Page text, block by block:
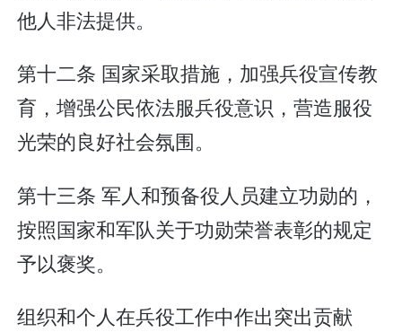
他人非法提供。
第十二条 国家采取措施，加强兵役宣传教
育，增强公民依法服兵役意识，营造服役
光荣的良好社会氛围。
第十三条 军人和预备役人员建立功勋的，
按照国家和军队关于功勋荣誉表彰的规定
予以褒奖。
组织和个人在兵役工作中作出突出贡献